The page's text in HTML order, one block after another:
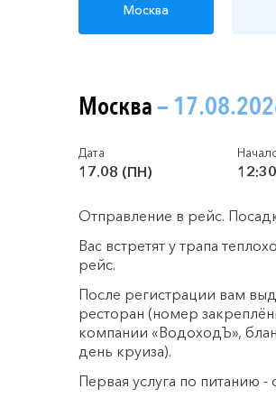
Москва
Москва—
Дата
17.08 (ПН) 12:30
Отправление в рейс.
Вас встретят у трапа
рейс.
После регистрации вам
ресторан (номер
компании «ВодоходЪ»,
день круиза).
Первая услуга по питанию